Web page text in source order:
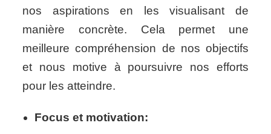
nos aspirations en les visualisant de
manière concrète. Cela permet une
meilleure compréhension de nos objectifs
et nous motive à poursuivre nos efforts
pour les atteindre.
Focus et motivation: